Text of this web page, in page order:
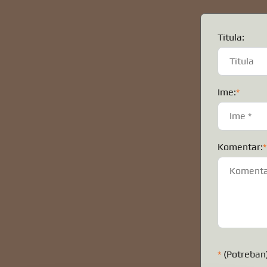
Titula:
Ime:*
Komentar:*
*